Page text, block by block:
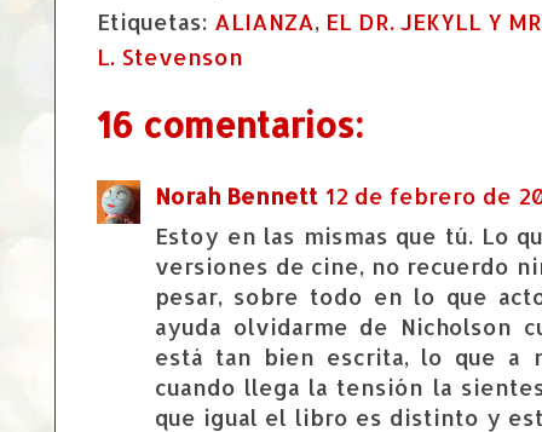
Etiquetas: ALIANZA, EL DR. JEKYLL Y MR
L. Stevenson
16 comentarios:
Norah Bennett 12 de febrero de
Estoy en las mismas que tú. Lo
versiones de cine, no recuerdo
pesar, sobre todo en lo que
ayuda olvidarme de Nicholson
está tan bien escrita, lo que a
cuando llega la tensión la
que igual el libro es distinto y